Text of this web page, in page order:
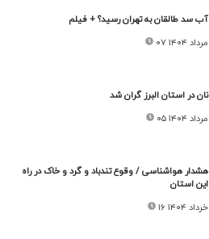
آب سد طالقان به تهران رسید؟ + فیلم
۰۷ مرداد ۱۴۰۴
نان در استان البرز گران شد
۰۵ مرداد ۱۴۰۴
هشدار هواشناسی / وقوع تندباد و گرد و خاک در راه
این استان
۱۶ خرداد ۱۴۰۴